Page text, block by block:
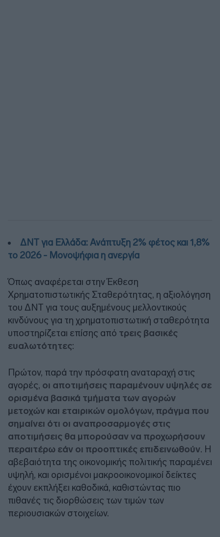
ΔΝΤ για Ελλάδα: Ανάπτυξη 2% φέτος και 1,8%
το 2026 - Μονοψήφια η ανεργία
Όπως αναφέρεται στην Έκθεση
Χρηματοπιστωτικής Σταθερότητας, η αξιολόγηση
του ΔΝΤ για τους αυξημένους μελλοντικούς
κινδύνους για τη χρηματοπιστωτική σταθερότητα
υποστηρίζεται επίσης από τρεις βασικές
ευαλωτότητες:
Πρώτον, παρά την πρόσφατη αναταραχή στις
αγορές, οι αποτιμήσεις παραμένουν υψηλές σε
ορισμένα βασικά τμήματα των αγορών
μετοχών και εταιρικών ομολόγων, πράγμα που
σημαίνει ότι οι αναπροσαρμογές στις
αποτιμήσεις θα μπορούσαν να προχωρήσουν
περαιτέρω εάν οι προοπτικές επιδεινωθούν. Η
αβεβαιότητα της οικονομικής πολιτικής παραμένει
υψηλή, και ορισμένοι μακροοικονομικοί δείκτες
έχουν εκπλήξει καθοδικά, καθιστώντας πιο
πιθανές τις διορθώσεις των τιμών των
περιουσιακών στοιχείων.